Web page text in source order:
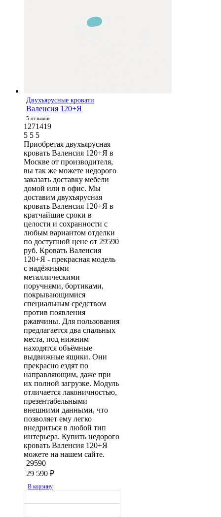
Двухъярусные кровати
Валенсия 120+Я
5 отзывов
1271419
5 5 5
Приобретая двухъярусная
кровать Валенсия 120+Я в
Москве от производителя,
вы так же можете недорого
заказать доставку мебели
домой или в офис. Мы
доставим двухъярусная
кровать Валенсия 120+Я в
кратчайшие сроки в
целости и сохранности с
любым вариантом отделки
по доступной цене от 29590
руб. Кровать Валенсия
120+Я - прекрасная модель
с надёжными
металлическими
поручнями, бортиками,
покрывающимися
специальным средством
против появления
ржавчины. Для пользования
предлагается два спальных
места, под нижним
находятся объёмные
выдвижные ящики. Они
прекрасно ездят по
направляющим, даже при
их полной загрузке. Модуль
отличается лаконичностью,
презентабельными
внешними данными, что
позволяет ему легко
внедриться в любой тип
интерьера. Купить недорого
кровать Валенсия 120+Я
можете на нашем сайте.
29590
29 590 ₽
В корзину